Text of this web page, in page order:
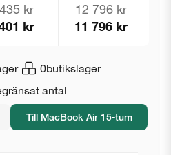
0butikslager
antal
kr
kr
12 796 kr
11 796 kr
Till MacBook Air 15-tum